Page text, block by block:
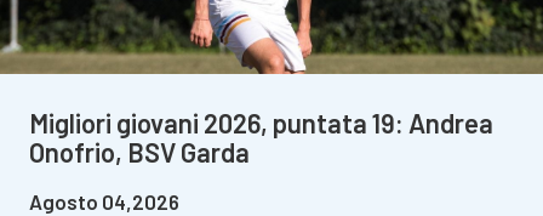
Migliori giovani 2026, puntata 19: Andrea
Onofrio, BSV Garda
Agosto 04,2026